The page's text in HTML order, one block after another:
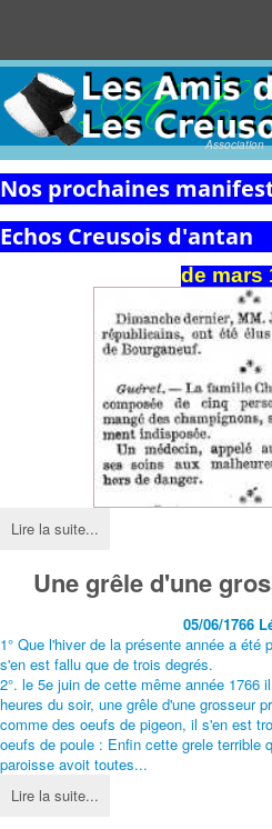
Association
Nos prochaines
Echos Creusois d'antan
de mars
Lire la suite...
Une grêle d'une
05/06/1766
1° Que l'hiver de la présente année a
s'en est fallu que de trois degrés.
2°. le 5e juin de cette même année 1766
heures du soir, une grêle d'une grosseur
comme des oeufs de pigeon, il s'en est
oeufs de poule : Enfin cette grele terrible
paroisse avoit toutes...
Lire la suite...